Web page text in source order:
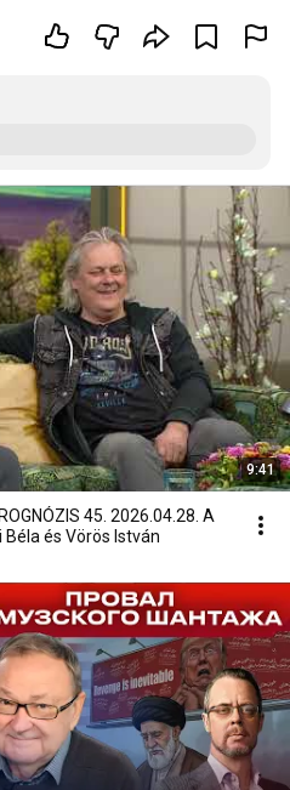
9:41
45. 2026.04.28. A
és Vörös István